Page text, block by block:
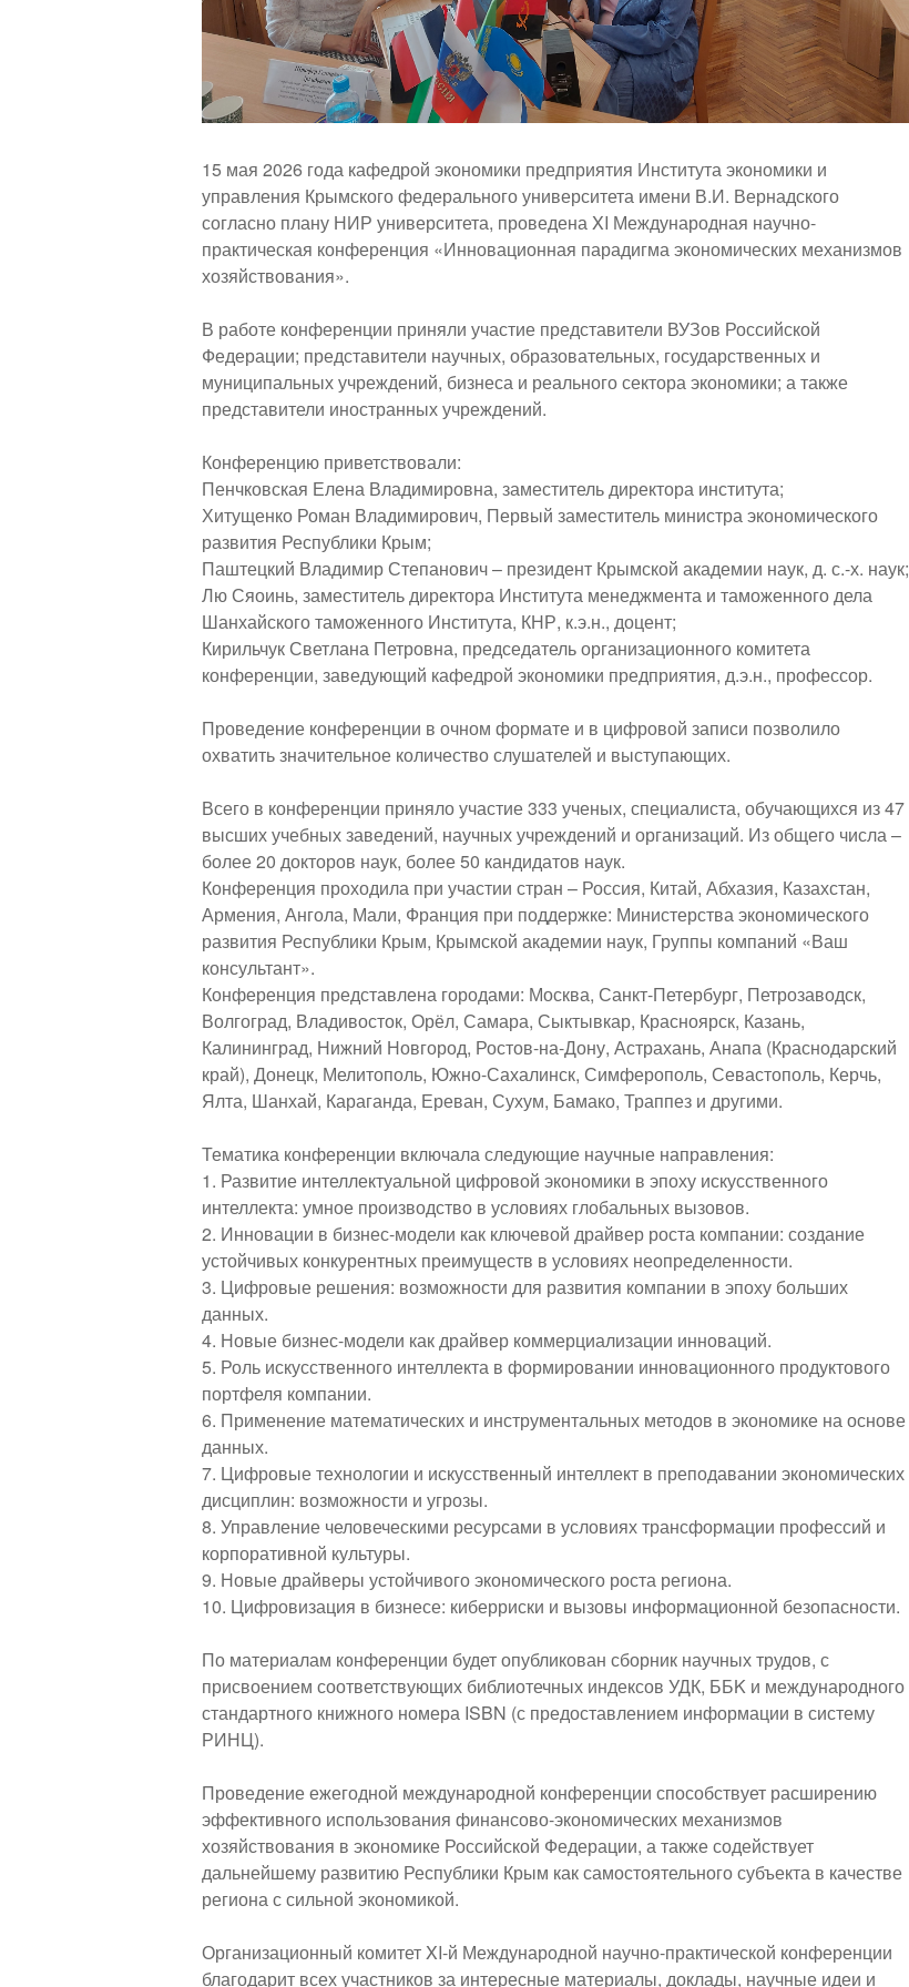
15 мая 2026 года кафедрой экономики предприятия Института экономики и
управления Крымского федерального университета имени В.И. Вернадского
согласно плану НИР университета, проведена XI Международная научно-
практическая конференция «Инновационная парадигма экономических механизмов
хозяйствования».
В работе конференции приняли участие представители ВУЗов Российской
Федерации; представители научных, образовательных, государственных и
муниципальных учреждений, бизнеса и реального сектора экономики; а также
представители иностранных учреждений.
Конференцию приветствовали:
Пенчковская Елена Владимировна, заместитель директора института;
Хитущенко Роман Владимирович, Первый заместитель министра экономического
развития Республики Крым;
Паштецкий Владимир Степанович – президент Крымской академии наук, д. с.-х. наук;
Лю Сяоинь, заместитель директора Института менеджмента и таможенного дела
Шанхайского таможенного Института, КНР, к.э.н., доцент;
Кирильчук Светлана Петровна, председатель организационного комитета
конференции, заведующий кафедрой экономики предприятия, д.э.н., профессор.
Проведение конференции в очном формате и в цифровой записи позволило
охватить значительное количество слушателей и выступающих.
Всего в конференции приняло участие 333 ученых, специалиста, обучающихся из 47
высших учебных заведений, научных учреждений и организаций. Из общего числа –
более 20 докторов наук, более 50 кандидатов наук.
Конференция проходила при участии стран – Россия, Китай, Абхазия, Казахстан,
Армения, Ангола, Мали, Франция при поддержке: Министерства экономического
развития Республики Крым, Крымской академии наук, Группы компаний «Ваш
консультант».
Конференция представлена городами: Москва, Санкт-Петербург, Петрозаводск,
Волгоград, Владивосток, Орёл, Самара, Сыктывкар, Красноярск, Казань,
Калининград, Нижний Новгород, Ростов-на-Дону, Астрахань, Анапа (Краснодарский
край), Донецк, Мелитополь, Южно-Сахалинск, Симферополь, Севастополь, Керчь,
Ялта, Шанхай, Караганда, Ереван, Сухум, Бамако, Траппез и другими.
Тематика конференции включала следующие научные направления:
1. Развитие интеллектуальной цифровой экономики в эпоху искусственного
интеллекта: умное производство в условиях глобальных вызовов.
2. Инновации в бизнес-модели как ключевой драйвер роста компании: создание
устойчивых конкурентных преимуществ в условиях неопределенности.
3. Цифровые решения: возможности для развития компании в эпоху больших
данных.
4. Новые бизнес-модели как драйвер коммерциализации инноваций.
5. Роль искусственного интеллекта в формировании инновационного продуктового
портфеля компании.
6. Применение математических и инструментальных методов в экономике на основе
данных.
7. Цифровые технологии и искусственный интеллект в преподавании экономических
дисциплин: возможности и угрозы.
8. Управление человеческими ресурсами в условиях трансформации профессий и
корпоративной культуры.
9. Новые драйверы устойчивого экономического роста региона.
10. Цифровизация в бизнесе: киберриски и вызовы информационной безопасности.
По материалам конференции будет опубликован сборник научных трудов, с
присвоением соответствующих библиотечных индексов УДК, ББK и международного
стандартного книжного номера ISBN (с предоставлением информации в систему
РИНЦ).
Проведение ежегодной международной конференции способствует расширению
эффективного использования финансово-экономических механизмов
хозяйствования в экономике Российской Федерации, а также содействует
дальнейшему развитию Республики Крым как самостоятельного субъекта в качестве
региона с сильной экономикой.
Организационный комитет XI-й Международной научно-практической конференции
благодарит всех участников за интересные материалы, доклады, научные идеи и